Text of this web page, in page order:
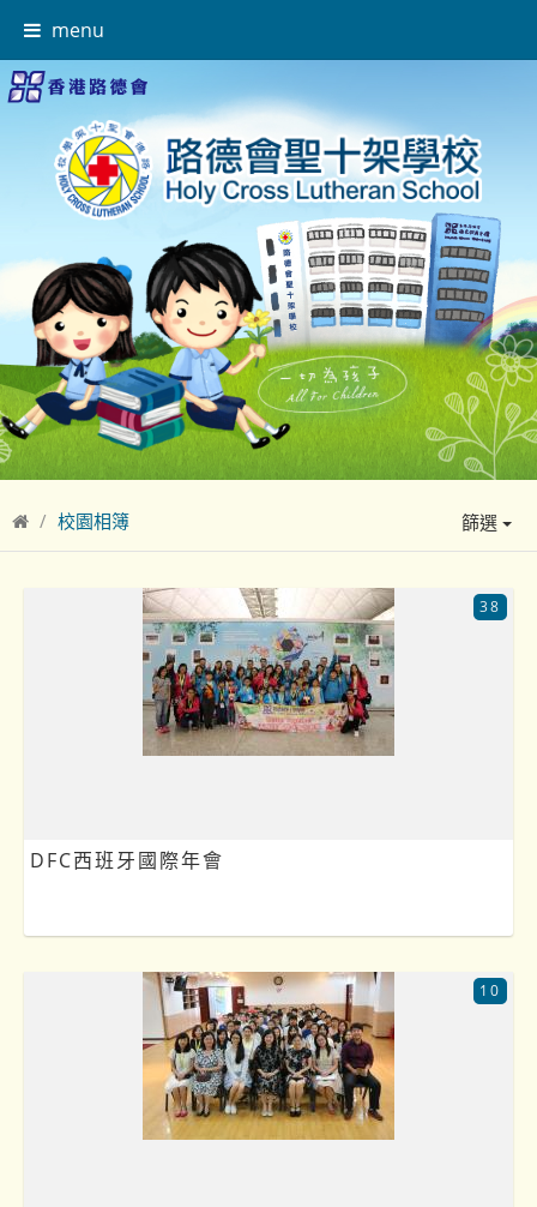
menu
校園相簿 篩選
DFC西班牙國際年會
38
10